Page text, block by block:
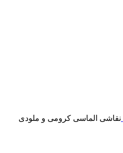
نقاشی الماسی کرومی و ملودی